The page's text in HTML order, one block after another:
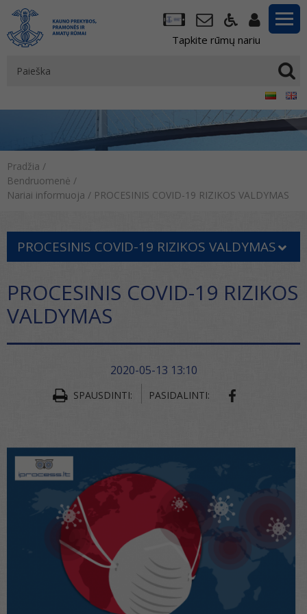
Tapkite rūmų nariu
Pradžia /
Bendruomenė /
Nariai informuoja / PROCESINIS COVID-19 RIZIKOS VALDYMAS
PROCESINIS COVID-19 RIZIKOS VALDYMAS
PROCESINIS COVID-19 RIZIKOS
VALDYMAS
2020-05-13 13:10
SPAUSDINTI: PASIDALINTI: